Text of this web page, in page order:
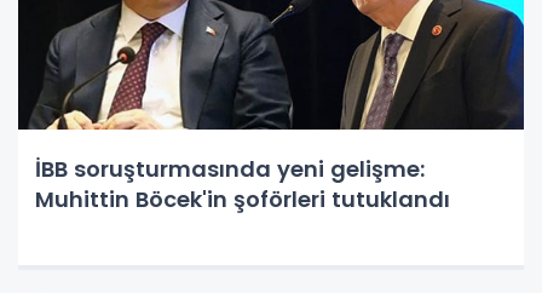
İBB soruşturmasında yeni gelişme:
Muhittin Böcek'in şoförleri tutuklandı